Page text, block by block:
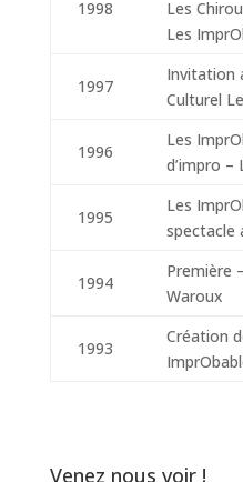
1998
Les
Les
1997
Invitation
Culturel
1996
Les
d’impro –
1995
Les
spectacle
1994
Première
Waroux
1993
Création
Venez nous voir !